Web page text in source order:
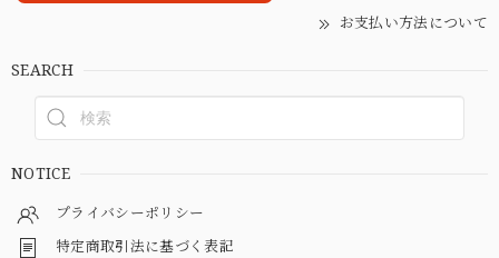
お支払い方法について
SEARCH
NOTICE
プライバシーポリシー
特定商取引法に基づく表記